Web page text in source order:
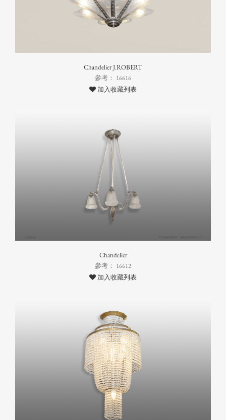
Chandelier J.ROBERT
參考： 16616
加入收藏列表
Chandelier
參考： 16612
加入收藏列表